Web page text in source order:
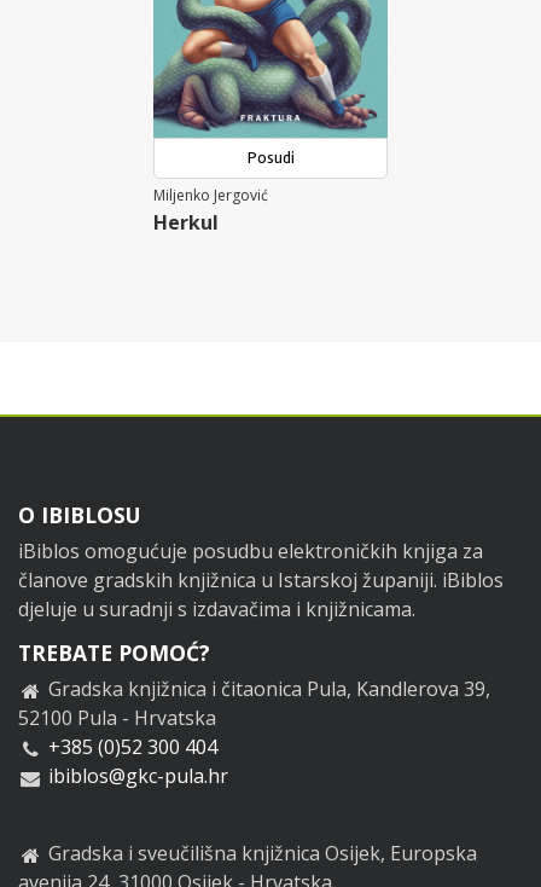
Posudi
Miljenko Jergović
Herkul
Footer
O IBIBLOSU
iBiblos omogućuje posudbu elektroničkih knjiga za
članove gradskih knjižnica u Istarskoj županiji. iBiblos
djeluje u suradnji s izdavačima i knjižnicama.
TREBATE POMOĆ?
Gradska knjižnica i čitaonica Pula, Kandlerova 39,
52100 Pula - Hrvatska
+385 (0)52 300 404
ibiblos@gkc-pula.hr
Gradska i sveučilišna knjižnica Osijek, Europska